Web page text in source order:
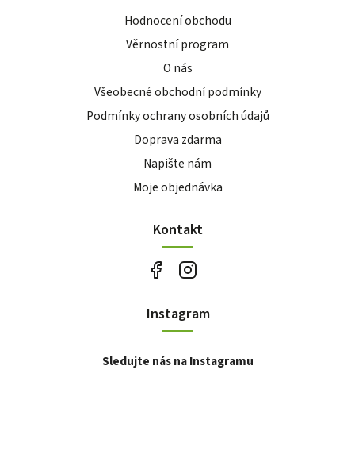
Hodnocení obchodu
Věrnostní program
O nás
Všeobecné obchodní podmínky
Podmínky ochrany osobních údajů
Doprava zdarma
Napište nám
Moje objednávka
Kontakt
Instagram
Sledujte nás na Instagramu